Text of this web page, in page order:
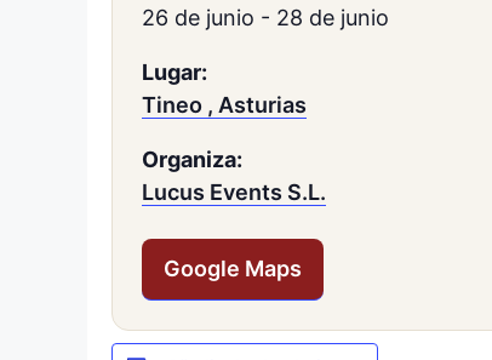
26 de junio - 28 de junio
Lugar:
Tineo , Asturias
Organiza:
Lucus Events S.L.
Google Maps